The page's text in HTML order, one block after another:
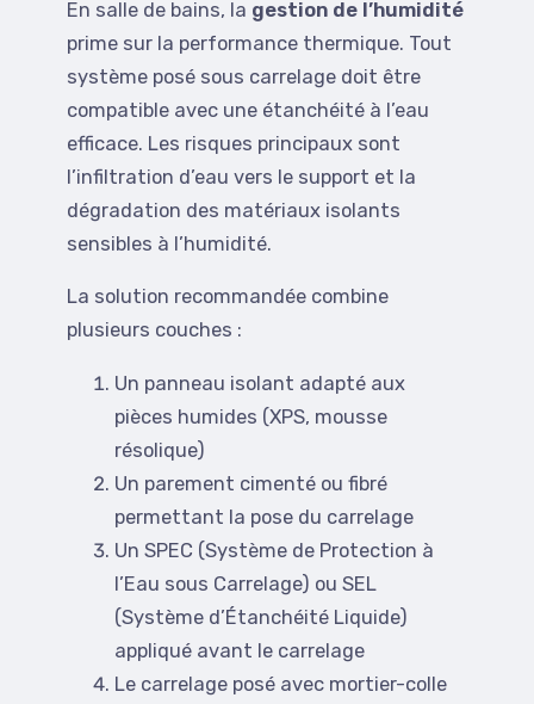
En salle de bains, la gestion de l’humidité
prime sur la performance thermique. Tout
système posé sous carrelage doit être
compatible avec une étanchéité à l’eau
efficace. Les risques principaux sont
l’infiltration d’eau vers le support et la
dégradation des matériaux isolants
sensibles à l’humidité.
La solution recommandée combine
plusieurs couches :
Un panneau isolant adapté aux
pièces humides (XPS, mousse
résolique)
Un parement cimenté ou fibré
permettant la pose du carrelage
Un SPEC (Système de Protection à
l’Eau sous Carrelage) ou SEL
(Système d’Étanchéité Liquide)
appliqué avant le carrelage
Le carrelage posé avec mortier-colle